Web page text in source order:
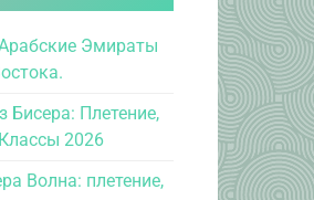
Эмираты
Бисера: Плетение,
2026
Волна: плетение,